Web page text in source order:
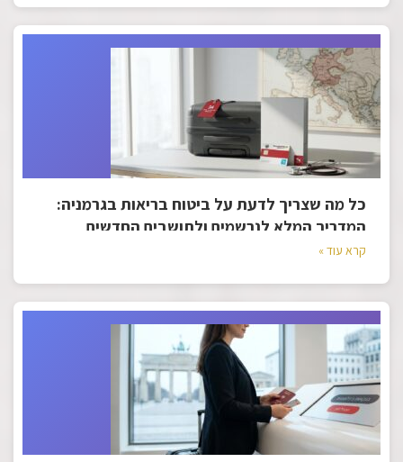
כל מה שצריך לדעת על ביטוח בריאות בגרמניה:
המדריך המלא לנרשמים ולתושבים החדשים
קרא עוד »